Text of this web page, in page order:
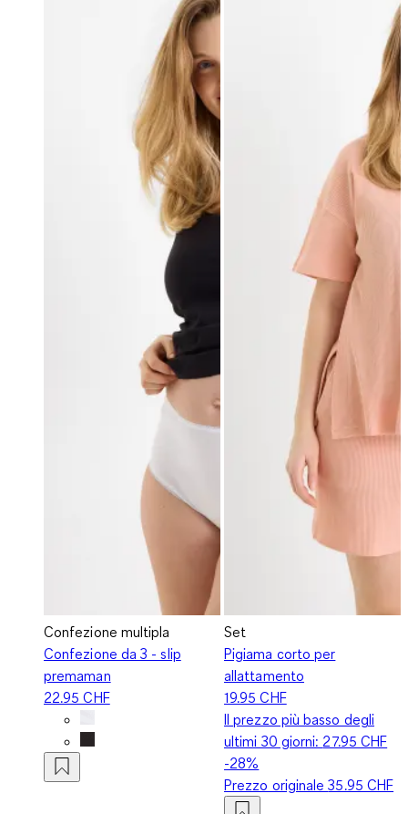
Confezione multipla
Confezione da 3 - slip
premaman
22.95 CHF
Set
Pigiama corto per
allattamento
19.95 CHF
Il prezzo più basso degli
ultimi 30 giorni: 27.95 CHF
-28%
Prezzo originale35.95 CHF